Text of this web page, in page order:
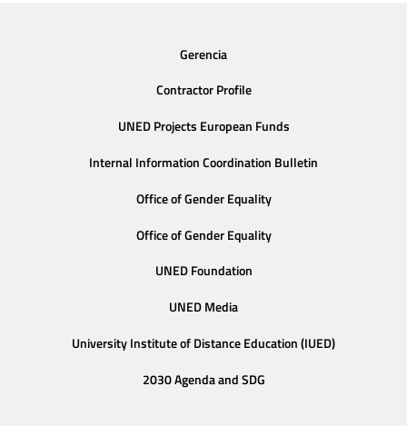
Gerencia
Contractor Profile
UNED Projects European Funds
Internal Information Coordination Bulletin
Office of Gender Equality
Office of Gender Equality
UNED Foundation
UNED Media
University Institute of Distance Education (IUED)
2030 Agenda and SDG